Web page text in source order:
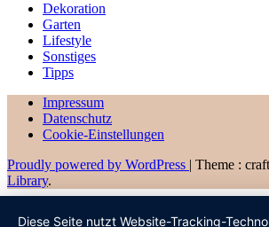
Dekoration
Garten
Lifestyle
Sonstiges
Tipps
Impressum
Datenschutz
Cookie-Einstellungen
Proudly powered by WordPress | Theme :
Library.
Diese Seite nutzt Website-Tracking-